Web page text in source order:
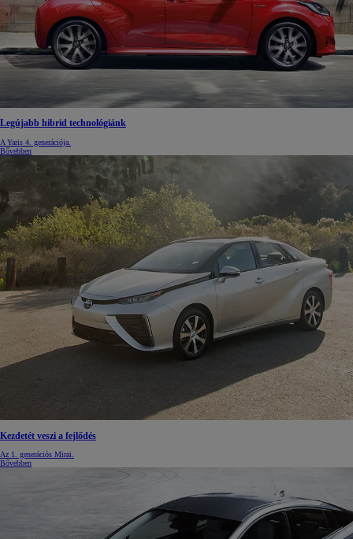
Legújabb hibrid technológiánk
A Yaris 4. generációja.
Bővebben
Kezdetét veszi a fejlődés
Az 1. generációs Mirai.
Bővebben